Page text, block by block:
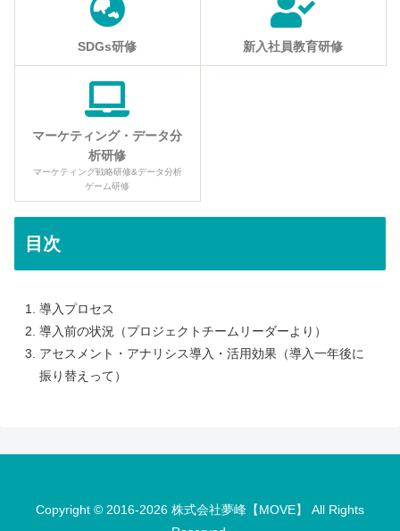
SDGs研修 新入社員教育研修
マーケティング・データ分
析研修
マーケティング戦略研修&データ分析
ゲーム研修
目次
導入プロセス
導入前の状況（プロジェクトチームリーダーより）
アセスメント・アナリシス導入・活用効果（導入一年後に
振り替えって）
Copyright © 2016-2026 株式会社夢峰【MOVE】 All Rights